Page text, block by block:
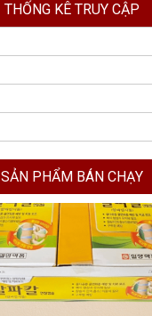
THỐNG KÊ TRUY CẬP
SẢN PHẨM BÁN CHẠY